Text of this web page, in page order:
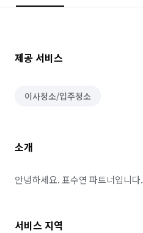
제공 서비스
이사청소/입주청소
소개
안녕하세요. 표수연 파트너입니다.
서비스 지역